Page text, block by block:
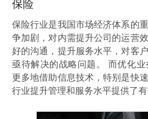
保险行业是我国市场经济体系的
争加剧，对内需提升公司的运营
好的沟通，提升服务水平，对客
亟待解决的战略问题。 而优化
更多地借助信息技术，特别是快
行业提升管理和服务水平提供了有